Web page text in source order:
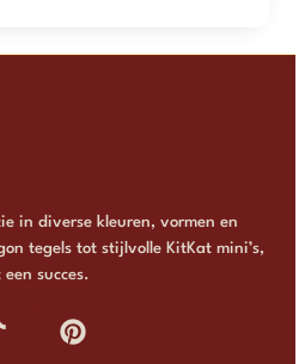
in diverse kleuren, vormen en
tegels tot stijlvolle KitKat mini’s,
succes.